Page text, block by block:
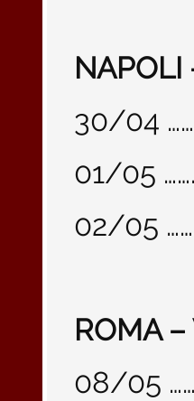
NAPOLI
30/04
01/05
02/05
ROMA
08/05